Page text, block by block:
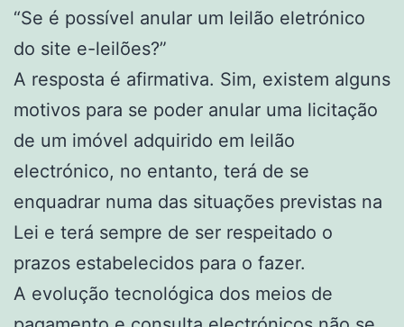
“Se é possível anular um leilão eletrónico
do site e-leilões?”
A resposta é afirmativa. Sim, existem alguns
motivos para se poder anular uma licitação
de um imóvel adquirido em leilão
electrónico, no entanto, terá de se
enquadrar numa das situações previstas na
Lei e terá sempre de ser respeitado o
prazos estabelecidos para o fazer.
A evolução tecnológica dos meios de